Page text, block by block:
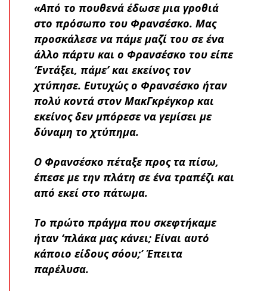
«Από το πουθενά έδωσε μια γροθιά
στο πρόσωπο του Φρανσέσκο. Μας
προσκάλεσε να πάμε μαζί του σε ένα
άλλο πάρτυ και ο Φρανσέσκο του είπε
‘Εντάξει, πάμε’ και εκείνος τον
χτύπησε. Ευτυχώς ο Φρανσέσκο ήταν
πολύ κοντά στον ΜακΓκρέγκορ και
εκείνος δεν μπόρεσε να γεμίσει με
δύναμη το χτύπημα.
Ο Φρανσέσκο πέταξε προς τα πίσω,
έπεσε με την πλάτη σε ένα τραπέζι και
από εκεί στο πάτωμα.
Το πρώτο πράγμα που σκεφτήκαμε
ήταν ‘πλάκα μας κάνει; Είναι αυτό
κάποιο είδους σόου;’ Έπειτα
παρέλυσα.